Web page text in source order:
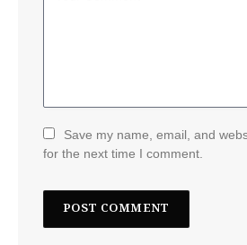
Save my name, email, and
for the next time I comment.